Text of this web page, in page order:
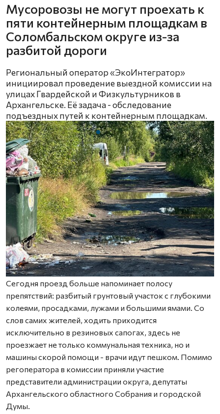
Мусоровозы не могут проехать к
пяти контейнерным площадкам в
Соломбальском округе из-за
разбитой дороги
Региональный оператор «ЭкоИнтегратор»
инициировал проведение выездной комиссии на
улицах Гвардейской и Физкультурников в
Архангельске. Её задача - обследование
подъездных путей к контейнерным площадкам.
Сегодня проезд больше напоминает полосу
препятствий: разбитый грунтовый участок с глубокими
колеями, просадками, лужами и большими ямами. Со
слов самих жителей, ходить приходится
исключительно в резиновых сапогах, здесь не
проезжает не только коммунальная техника, но и
машины скорой помощи - врачи идут пешком. Помимо
регоператора в комиссии приняли участие
представители администрации округа, депутаты
Архангельского областного Собрания и городской
Думы.